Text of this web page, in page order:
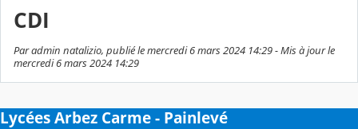
CDI
Par admin natalizio, publié le mercredi 6 mars 2024 14:29 - Mis à jour le
mercredi 6 mars 2024 14:29
Lycées Arbez Carme - Painlevé